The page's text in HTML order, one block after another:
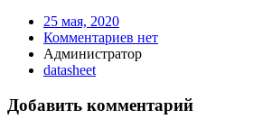
25 мая, 2020
Комментариев нет
Администратор
datasheet
Добавить комментарий